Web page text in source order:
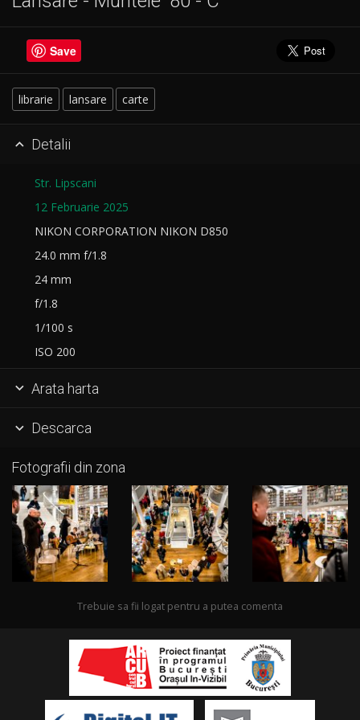
Save
librarie lansare carte
 Detalii
Str. Lipscani
12 Februarie 2025
NIKON CORPORATION NIKON D850
24.0 mm f/1.8
24 mm
f/1.8
1/100 s
ISO 200
 Arata harta
 Descarca
Fotografii din zona
Trebuie sa fii logat pentru a putea comenta